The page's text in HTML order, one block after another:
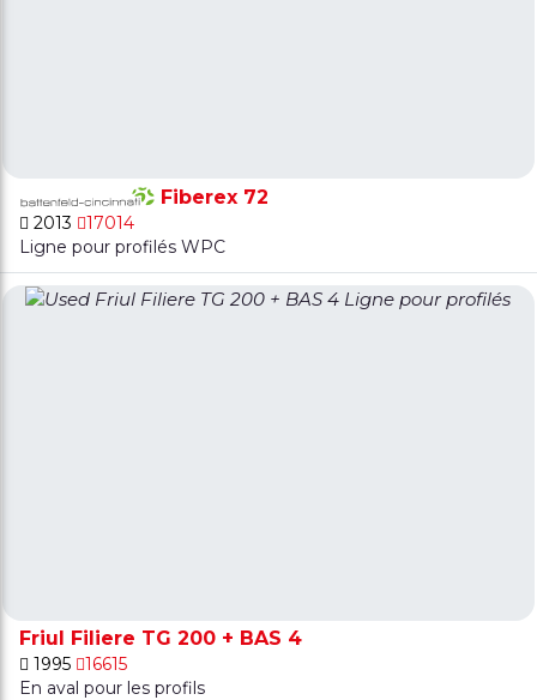
Fiberex 72
2013
17014
Ligne pour profilés WPC
Friul Filiere TG 200 + BAS 4
1995
16615
En aval pour les profils